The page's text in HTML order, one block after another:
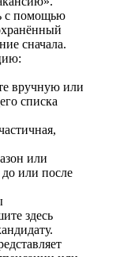
с помощью
сначала.
вручную или
списка
или
или после
здесь